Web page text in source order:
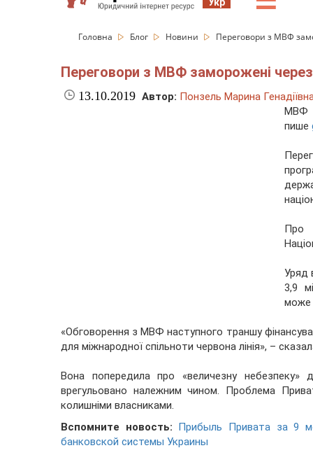
Головна Блог Новини Переговори з МВФ
Переговори з МВФ заморожені
13.10.2019 Автор: Понзель Марина
МВФ
пише
Про
Уряд
3,9
може
«Обговорення з МВФ наступного траншу
для міжнародної спільноти червона лінія», –
Вона попередила про «величезну небезпеку»
врегульовано належним чином. Проблема
колишніми власниками.
Вспомните новость:
Прибыль Привата за 9
банковской системы Украины